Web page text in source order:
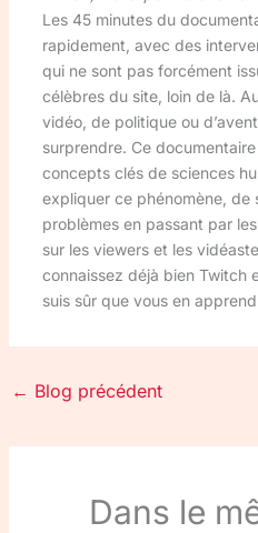
Les 45 minutes du
rapidement, avec des
qui ne sont pas forcément
célèbres du site, loin de là.
vidéo, de politique ou
surprendre. Ce
concepts clés de sciences
expliquer ce phénomène, de
problèmes en passant par
sur les viewers et les
connaissez déjà bien Twitch
suis sûr que vous en
← Blog précédent
Dans le